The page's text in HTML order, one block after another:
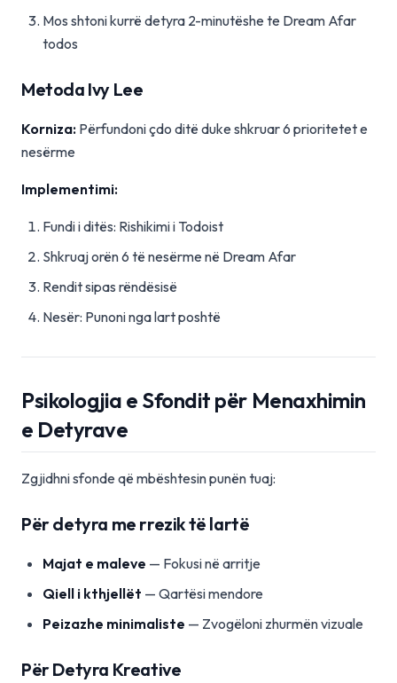
Mos shtoni kurrë detyra 2-minutëshe te Dream Afar
todos
Metoda Ivy Lee
Korniza: Përfundoni çdo ditë duke shkruar 6 prioritetet e
nesërme
Implementimi:
Fundi i ditës: Rishikimi i Todoist
Shkruaj orën 6 të nesërme në Dream Afar
Rendit sipas rëndësisë
Nesër: Punoni nga lart poshtë
Psikologjia e Sfondit për Menaxhimin
e Detyrave
Zgjidhni sfonde që mbështesin punën tuaj:
Për detyra me rrezik të lartë
Majat e maleve — Fokusi në arritje
Qiell i kthjellët — Qartësi mendore
Peizazhe minimaliste — Zvogëloni zhurmën vizuale
Për Detyra Kreative